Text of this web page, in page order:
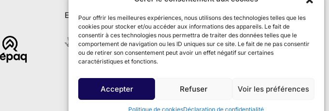
Pour offrir les meilleures expériences, nous utilisons des technologies telles que les
cookies pour stocker et/ou accéder aux informations des appareils. Le fait de
consentir à ces technologies nous permettra de traiter des données telles que le
comportement de navigation ou les ID uniques sur ce site. Le fait de ne pas consentir
ou de retirer son consentement peut avoir un effet négatif sur certaines
caractéristiques et fonctions.
Accepter Refuser Voir les préférences
Politique de cookiesDéclaration de confidentialité
En collaboration avec